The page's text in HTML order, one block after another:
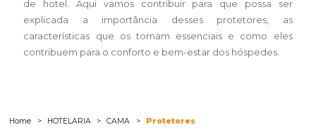
de hotel. Aqui vamos contribuir para que possa ser
explicada a importância desses protetores, as
características que os tornam essenciais e como eles
contribuem para o conforto e bem-estar dos hóspedes.
Home HOTELARIA CAMA Protetores